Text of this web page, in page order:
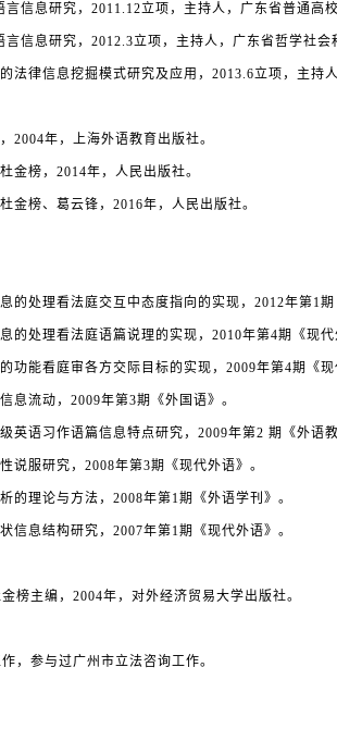
信息研究， 2011.12立项，主持人，广东省普通高
信息研究， 2012.3立项 ，主持人，广东省哲学社
法律信息挖掘模式研究及应用， 2013.6立项，主持
2004年，上海外语教育出版社。
金榜， 2014年，人民出版社。
金榜、葛云锋， 2016年，人民出版社。
的处理看法庭交互中态度指向的实现， 2012年第 1
的处理看法庭语篇说理的实现， 2010年第4期《现
功能看庭审各方交际目标的实现， 2009年第4期《
息流动， 2009年第3期《外国语》。
英语习作语篇信息特点研究， 2009年第2 期《外语
说服研究， 2008年第3期《现代外语》。
的理论与方法， 2008年第 1期《外语学刊》。
信息结构研究， 2007年第 1期《现代外语》。
榜主编， 2004年，对外经济贸易大学出版社。
，参与过广州市立法咨询工作。